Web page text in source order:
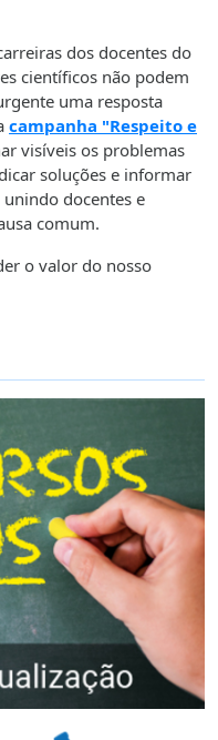
dos docentes do
científicos não podem
uma resposta
campanha "Respeito e
visíveis os problemas
soluções e informar
docentes e
comum.
o valor do nosso